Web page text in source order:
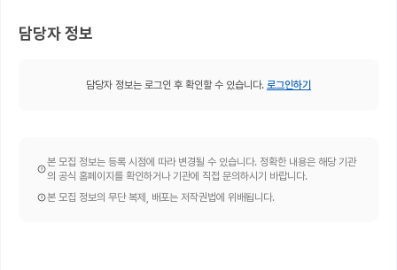
담당자 정보
담당자 정보는 로그인 후 확인할 수 있습니다. 로그인하기
본 모집 정보는 등록 시점에 따라 변경될 수 있습니다. 정확한 내용은 해당 기관
의 공식 홈페이지를 확인하거나 기관에 직접 문의하시기 바랍니다.
본 모집 정보의 무단 복제, 배포는 저작권법에 위배됩니다.